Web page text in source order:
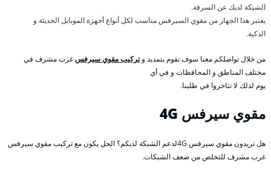
الشبكة لديك عن السرقة.
يعتبر هذا الجهاز من مقوي السيرفس مناسب لكل أنواع أجهزة الموبايل الحديثة و
الذكية.
من خلال تواصلكم معنا سوف نقوم بتمديد وتركيب مقوي سيرفسغرب مشرف في
مختلف المناطق و المحافظات و في أي
يوم لذلك لا تتاخروا في طلبنا.
مقوي سيرفس 4 G
هل تريدون مقوي سيرفس 4Gلدعم الشبكة لديكم؟ الحل يكون مع تركيب مقوي سيرفس
غرب مشرف للتخلص من ضعف الشبكات.